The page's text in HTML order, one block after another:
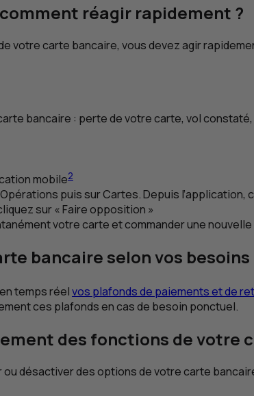
réagir rapidement ?
votre carte bancaire, vous devez agir
bancaire : perte de votre carte, vol
mobile2
puis sur Cartes. Depuis l’application,
sur « Faire opposition »
votre carte et commander une
bancaire selon vos besoins
temps réelvos plafonds de paiements et de
ces plafonds en cas de besoin ponctuel.
des fonctions de votre
désactiver des options de votre carte